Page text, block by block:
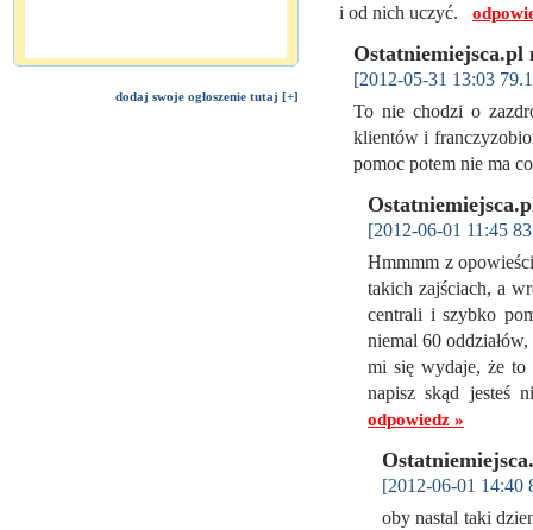
dodaj swoje ogłoszenie tutaj [+]
i od nich uczyć.
Ostatniemiejsca.pl
[2012-05-31 13:03
To nie chodzi o
klientów i
pomoc potem nie ma
[2012-06-01 11:45
Hmmmm z
takich zajściach, a
centrali i szybko
niemal 60
mi się wydaje, że to
napisz skąd
odpowiedz »
[2012-06-01 14:40
oby nastal taki